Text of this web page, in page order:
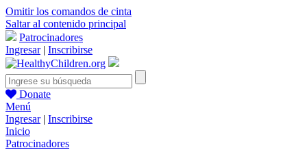
Omitir los comandos de cinta
Saltar al contenido principal
Patrocinadores
Ingresar| Inscribirse
Donate
Menú
Ingresar| Inscribirse
Inicio
Patrocinadores